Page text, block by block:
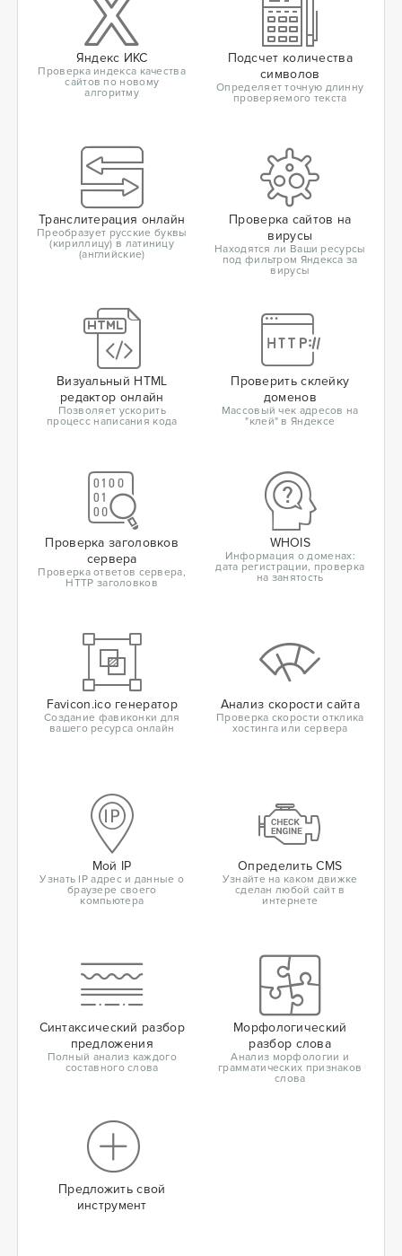
Яндекс ИКС
Проверка индекса качества
сайтов по новому
алгоритму
Подсчет количества
символов
Определяет точную длинну
проверяемого текста
Транслитерация онлайн
Преобразует русские буквы
(кириллицу) в латиницу
(английские)
Проверка сайтов на
вирусы
Находятся ли Ваши ресурсы
под фильтром Яндекса за
вирусы
Визуальный HTML
редактор онлайн
Позволяет ускорить
процесс написания кода
Проверить склейку
доменов
Массовый чек адресов на
"клей" в Яндексе
Проверка заголовков
сервера
Проверка ответов сервера,
HTTP заголовков
WHOIS
Информация о доменах:
дата регистрации, проверка
на занятость
Favicon.ico генератор
Создание фавиконки для
вашего ресурса онлайн
Анализ скорости сайта
Проверка скорости отклика
хостинга или сервера
Мой IP
Узнать IP адрес и данные о
браузере своего
компьютера
Определить CMS
Узнайте на каком движке
сделан любой сайт в
интернете
Синтаксический разбор
предложения
Полный анализ каждого
составного слова
Морфологический
разбор слова
Анализ морфологии и
грамматических признаков
слова
Предложить свой
инструмент